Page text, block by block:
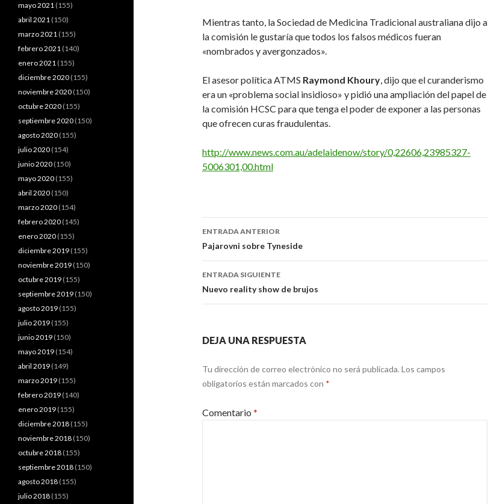
Mientras tanto, la Sociedad de Medicina Tradicional australiana dijo a
la comisión le gustaría que todos los falsos médicos fueran
«nombrados y avergonzados».
El asesor política ATMS Raymond Khoury, dijo que el curanderismo
era un «problema social insidioso» y pidió una ampliación del papel de
la comisión HCSC para que tenga el poder de exponer a las personas
que ofrecen curas fraudulentas.
http://www.news.com.au/adelaidenow/story/0,22606,23985327-
5006301,00.html
Navegación
de
entradas
ENTRADA ANTERIOR
Pajarovni sobre Tyneside
ENTRADA SIGUIENTE
Nuevo reality show de brujos
DEJA UNA RESPUESTA
Tu dirección de correo electrónico no será publicada. Los campos
obligatorios están marcados con *
Comentario *
mayo 2021 (155)
abril 2021 (150)
marzo 2021 (155)
febrero 2021 (140)
enero 2021 (155)
diciembre 2020 (155)
noviembre 2020 (150)
octubre 2020 (155)
septiembre 2020 (150)
agosto 2020 (155)
julio 2020 (154)
junio 2020 (150)
mayo 2020 (155)
abril 2020 (150)
marzo 2020 (154)
febrero 2020 (145)
enero 2020 (155)
diciembre 2019 (155)
noviembre 2019 (150)
octubre 2019 (155)
septiembre 2019 (150)
agosto 2019 (155)
julio 2019 (155)
junio 2019 (150)
mayo 2019 (154)
abril 2019 (149)
marzo 2019 (155)
febrero 2019 (140)
enero 2019 (155)
diciembre 2018 (155)
noviembre 2018 (150)
octubre 2018 (155)
septiembre 2018 (150)
agosto 2018 (155)
julio 2018 (155)